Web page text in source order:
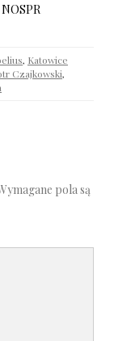
, Katowice
Czajkowski,
pola są